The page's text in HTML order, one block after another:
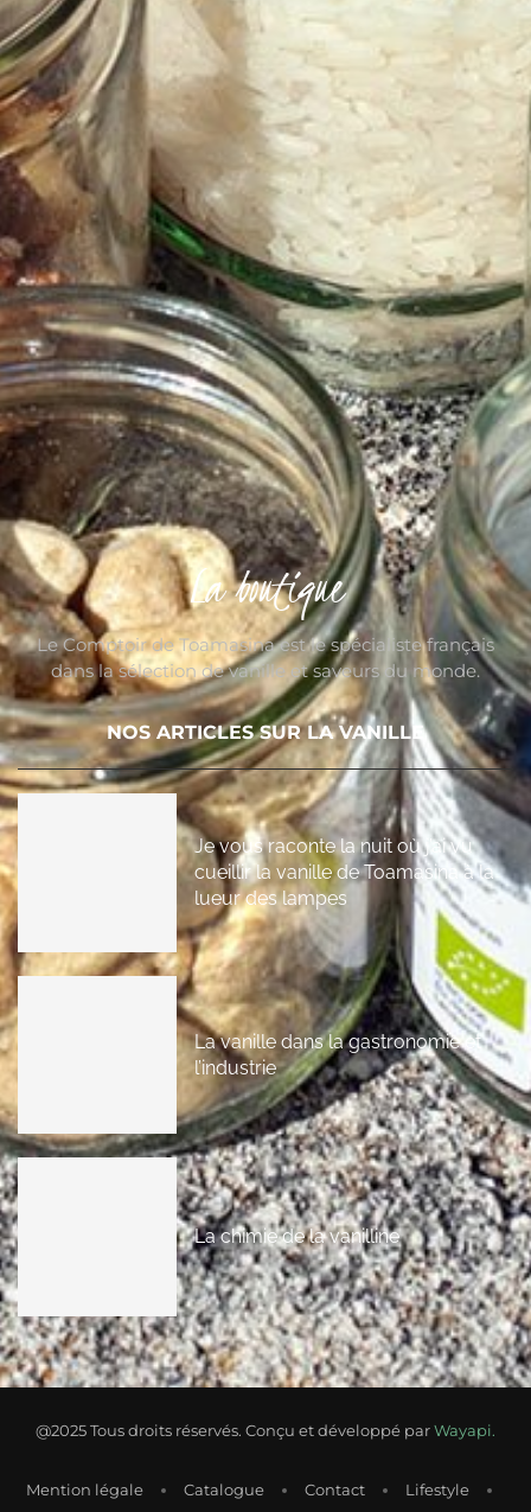
La boutique
Le Comptoir de Toamasina est le spécialiste français
dans la sélection de vanille et saveurs du monde.
NOS ARTICLES SUR LA VANILLE
Je vous raconte la nuit où j’ai vu
cueillir la vanille de Toamasina à la
lueur des lampes
La vanille dans la gastronomie et
l’industrie
La chimie de la vanilline
@2025 Tous droits réservés. Conçu et développé parWayapi.
Mention légale Catalogue Contact
Lifestyle